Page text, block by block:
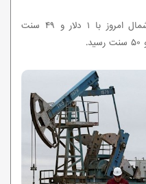
قیمت هر بشکه نفت برنت دریای شمال امروز با ۱ دلار و ۴۹ سنت